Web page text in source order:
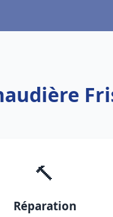
🔨
Réparation